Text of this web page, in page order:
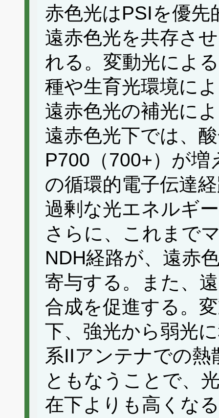
赤色光はPSIを優先
遠赤色光を共存さ
れる。変動光によ
種や生育光環境に
遠赤色光の補光に
遠赤色光下では、
P700（700+）が
の循環的電子伝達
過剰な光エネルギ
さらに、これまで
NDH経路が、遠赤
寄与する。また、
合成を促進する。
下、強光から弱光
系IIアンテナでの
ともなうことで、
在下よりも高くな